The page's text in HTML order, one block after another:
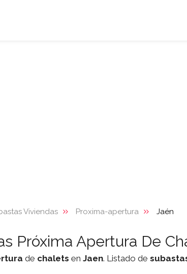
Viviendas Proxima-apertura Jaén
Próxima Apertura De
de chalets en Jaen. Listado de